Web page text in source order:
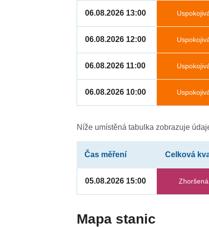
06.08.2026 13:00
06.08.2026 12:00
06.08.2026 11:00
06.08.2026 10:00
Níže umístěná tabulka zobrazuje
Čas měření Celková
05.08.2026 15:00 Zhoršená
Mapa stanic